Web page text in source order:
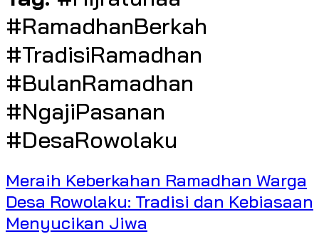
#RamadhanBerkah
#TradisiRamadhan
#BulanRamadhan
#NgajiPasanan
#DesaRowolaku
Meraih Keberkahan Ramadhan Warga
Desa Rowolaku: Tradisi dan Kebiasaan
Menyucikan Jiwa